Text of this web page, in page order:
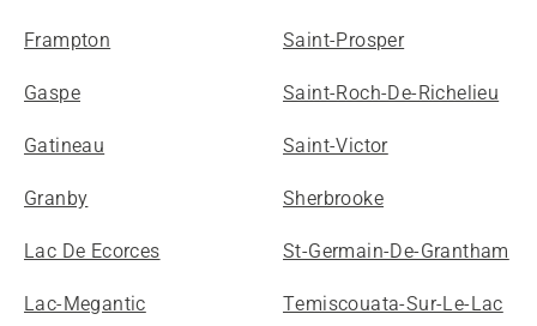
Frampton
Gaspe
Gatineau
Granby
Lac De Ecorces
Lac-Megantic
Saint-Prosper
Saint-Roch-De-Richelieu
Saint-Victor
Sherbrooke
St-Germain-De-Grantham
Temiscouata-Sur-Le-Lac